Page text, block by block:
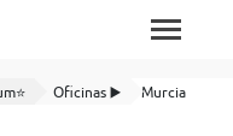
Oficinas ▶️
Murcia